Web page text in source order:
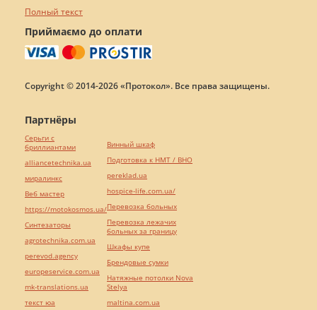
Полный текст
Приймаємо до оплати
Copyright © 2014-2026 «Протокол». Все права защищены.
Партнёры
Серьги с
бриллиантами
alliancetechnika.ua
миралинкс
Веб мастер
https://motokosmos.ua/
Синтезаторы
agrotechnika.com.ua
perevod.agency
europeservice.com.ua
mk-translations.ua
текст юа
Винный шкаф
Подготовка к НМТ / ВНО
pereklad.ua
hospice-life.com.ua/
Перевозка больных
Перевозка лежачих
больных за границу
Шкафы купе
Брендовые сумки
Натяжные потолки Nova
Stelya
maltina.com.ua